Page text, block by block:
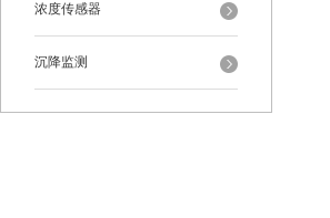
浓度传感器
沉降监测